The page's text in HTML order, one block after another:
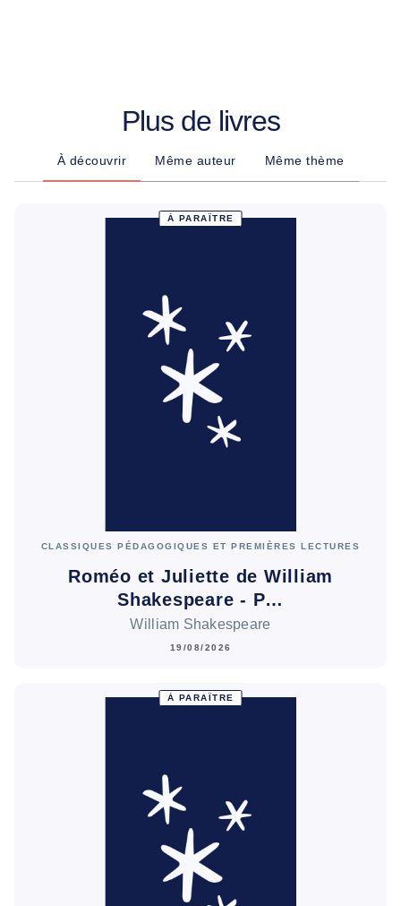
Plus de livres
À découvrir Même auteur Même thème
À PARAÎTRE
CLASSIQUES PÉDAGOGIQUES ET PREMIÈRES LECTURES
Roméo et Juliette de William
Shakespeare - P…
William Shakespeare
19/08/2026
À PARAÎTRE